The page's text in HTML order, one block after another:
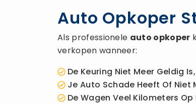
Auto Opkoper
Als professionele auto opkoper
verkopen wanneer:
De Keuring Niet Meer Geldig Is,
Je Auto Schade Heeft Of Niet
De Wagen Veel Kilometers Op